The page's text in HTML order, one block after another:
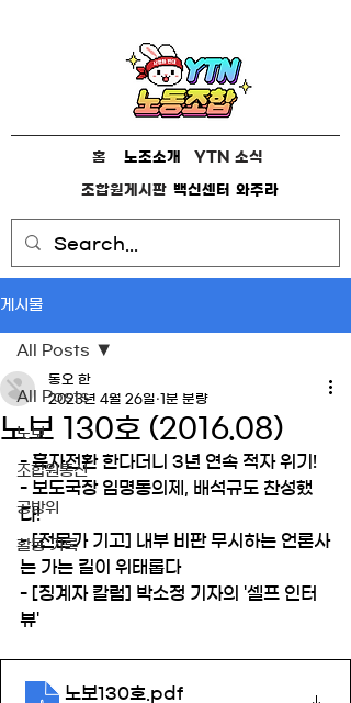
홈 YTN 소식
조합원게시판 와주라
백신센터
노조소개
게시물
All Posts
노보
조합원통신
공방위
활동 기록
All Posts
노보 130호 (2016.08)
동오 한
2023년 4월 26일 1분 분량
- 흑자전환 한다더니 3년 연속 적자 위기!
- 보도국장 임명동의제, 배석규도 찬성했
다!
- [전문가 기고] 내부 비판 무시하는 언론사
는 가는 길이 위태롭다
- [징계자 칼럼] 박소정 기자의 '셀프 인터
뷰'
노보130호 .pdf